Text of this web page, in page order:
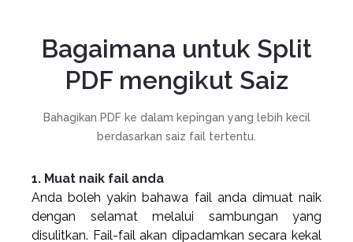
Bagaimana untuk Split
PDF mengikut Saiz
Bahagikan PDF ke dalam kepingan yang lebih kecil
berdasarkan saiz fail tertentu.
1. Muat naik fail anda
Anda boleh yakin bahawa fail anda dimuat naik
dengan selamat melalui sambungan yang
disulitkan. Fail-fail akan dipadamkan secara kekal